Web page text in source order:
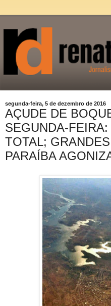
segunda-feira, 5 de dezembro de 2016
AÇUDE DE
SEGUNDA-
TOTAL;
PARAÍBA